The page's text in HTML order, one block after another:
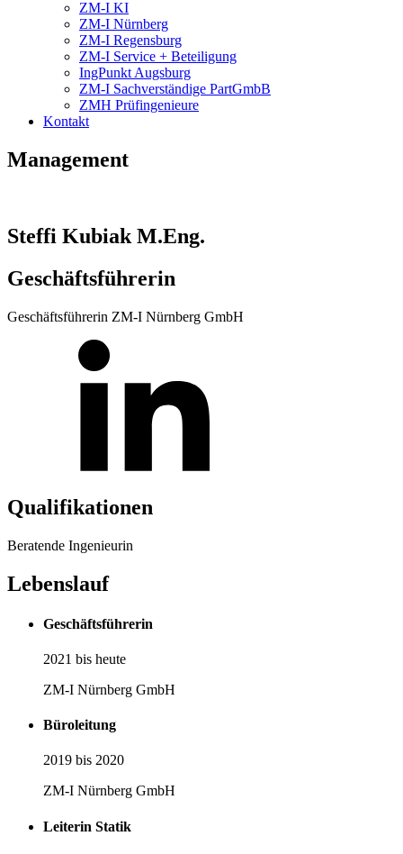
ZM-I KI
ZM-I Nürnberg
ZM-I Regensburg
ZM-I Service + Beteiligung
IngPunkt Augsburg
ZM-I Sachverständige PartGmbB
ZMH Prüfingenieure
Kontakt
Management
Steffi Kubiak M.Eng.
Geschäftsführerin
Geschäftsführerin ZM-I Nürnberg GmbH
Qualifikationen
Beratende Ingenieurin
Lebenslauf
Geschäftsführerin
2021 bis heute
ZM-I Nürnberg GmbH
Büroleitung
2019 bis 2020
ZM-I Nürnberg GmbH
Leiterin Statik